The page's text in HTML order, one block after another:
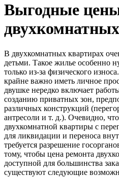
Выгодные
В двухкомнатных квартирах
детьми. Такое жилье особенно
только из-за физического
крайне важно иметь личное
двушке нередко включает
созданию приватных зон,
различных конструкций
антресоли и т. д.). Очевидно,
двухкомнатной квартиры с
для ликвидации и переноса
требуется разрешение
тому, чтобы цена ремонта
доступной для большинства
существуют следующие